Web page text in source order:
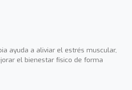
ayuda a aliviar el estrés muscular,
el bienestar físico de forma